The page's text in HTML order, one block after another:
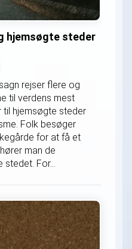
hjemsøgte steder
rejser flere og
til verdens mest
til hjemsøgte steder
Folk besøger
for at få et
man de
stedet. For...